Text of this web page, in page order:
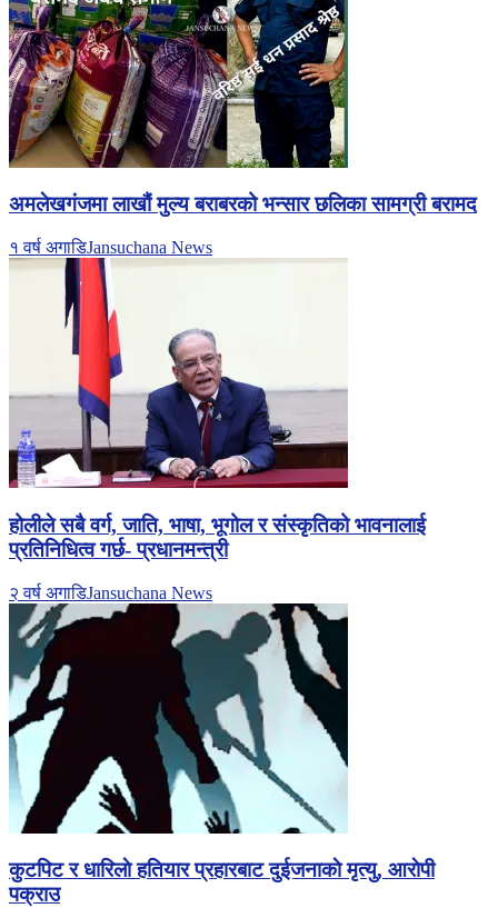
अमलेखगंजमा लाखौं मुल्य बराबरको भन्सार छलिका सामग्री बरामद
१ वर्ष अगाडिJansuchana News
होलीले सबै वर्ग, जाति, भाषा, भूगोल र संस्कृतिको भावनालाई
प्रतिनिधित्व गर्छ- प्रधानमन्त्री
२ वर्ष अगाडिJansuchana News
कुटपिट र धारिलाे हतियार प्रहारबाट दुईजनाकाे मृत्यु, आराेपी
पक्राउ